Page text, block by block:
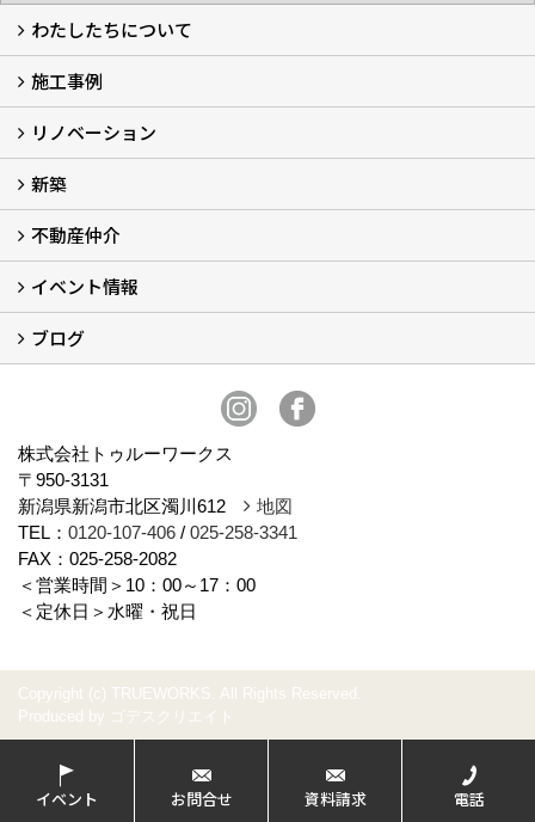
わたしたちについて
わたしたちについて…
会社概要
スタッフ紹介
アフターサポート
自社大工のつくる家
ショールーム
施工事例
施工実例
お客様の声
リノベーション
再生良家の家づくり (2)
戸建住宅リノベーション
リフォーム
住まいの補助金2026 (7)
新築
LaLaCASAの家
家づくりの流れ
新築モデルハウスモニター募集
不動産仲介
不動産仲介
中古物件リノベーションの流れ
不動産情報
イベント情報
イベント予告
イベント報告
ブログ
株式会社トゥルーワークス
〒950-3131
新潟県新潟市北区濁川612
地図
TEL： 0120-107-406 / 025-258-3341
FAX：025-258-2082
＜営業時間＞10：00～17：00
＜定休日＞水曜・祝日
Copyright (c) TRUEWORKS. All Rights Reserved.
Produced by
ゴデスクリエイト
イベント お問合せ 資料請求 電話